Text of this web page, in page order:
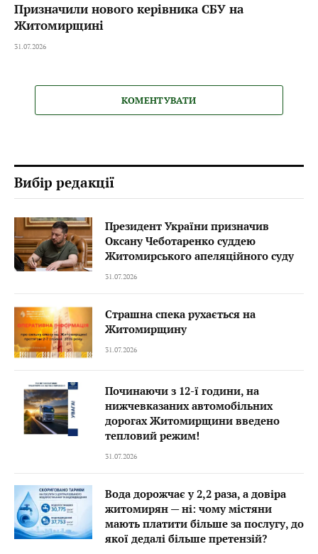
Призначили нового керівника СБУ на
Житомирщині
31.07.2026
КОМЕНТУВАТИ
Вибір редакції
Президент України призначив
Оксану Чеботаренко суддею
Житомирського апеляційного суду
31.07.2026
Страшна спека рухається на
Житомирщину
31.07.2026
Починаючи з 12-ї години, на
нижчевказаних автомобільних
дорогах Житомирщини введено
тепловий режим!
31.07.2026
Вода дорожчає у 2,2 раза, а довіра
житомирян — ні: чому містяни
мають платити більше за послугу, до
якої дедалі більше претензій?